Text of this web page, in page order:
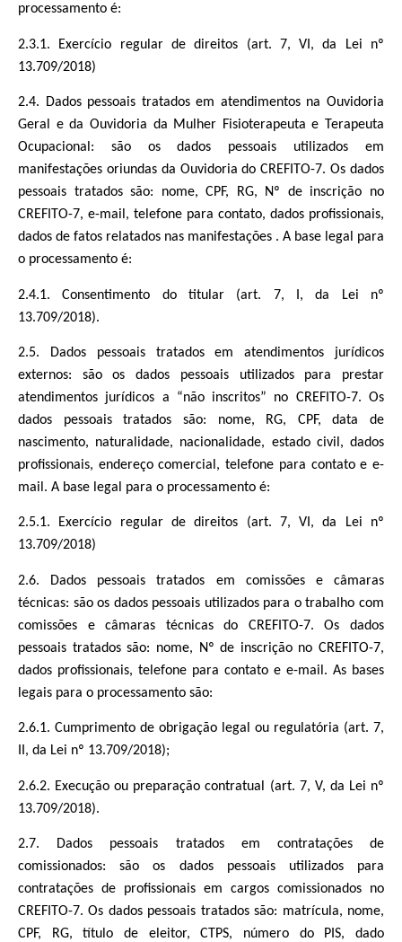
processamento é:
2.3.1. Exercício regular de direitos (art. 7, VI, da Lei nº
13.709/2018)
2.4. Dados pessoais tratados em atendimentos na Ouvidoria
Geral e da Ouvidoria da Mulher Fisioterapeuta e Terapeuta
Ocupacional: são os dados pessoais utilizados em
manifestações oriundas da Ouvidoria do CREFITO-7. Os dados
pessoais tratados são: nome, CPF, RG, Nº de inscrição no
CREFITO-7, e-mail, telefone para contato, dados profissionais,
dados de fatos relatados nas manifestações . A base legal para
o processamento é:
2.4.1. Consentimento do titular (art. 7, I, da Lei nº
13.709/2018).
2.5. Dados pessoais tratados em atendimentos jurídicos
externos: são os dados pessoais utilizados para prestar
atendimentos jurídicos a “não inscritos” no CREFITO-7. Os
dados pessoais tratados são: nome, RG, CPF, data de
nascimento, naturalidade, nacionalidade, estado civil, dados
profissionais, endereço comercial, telefone para contato e e-
mail. A base legal para o processamento é:
2.5.1. Exercício regular de direitos (art. 7, VI, da Lei nº
13.709/2018)
2.6. Dados pessoais tratados em comissões e câmaras
técnicas: são os dados pessoais utilizados para o trabalho com
comissões e câmaras técnicas do CREFITO-7. Os dados
pessoais tratados são: nome, Nº de inscrição no CREFITO-7,
dados profissionais, telefone para contato e e-mail. As bases
legais para o processamento são:
2.6.1. Cumprimento de obrigação legal ou regulatória (art. 7,
II, da Lei nº 13.709/2018);
2.6.2. Execução ou preparação contratual (art. 7, V, da Lei nº
13.709/2018).
2.7. Dados pessoais tratados em contratações de
comissionados: são os dados pessoais utilizados para
contratações de profissionais em cargos comissionados no
CREFITO-7. Os dados pessoais tratados são: matrícula, nome,
CPF, RG, título de eleitor, CTPS, número do PIS, dado